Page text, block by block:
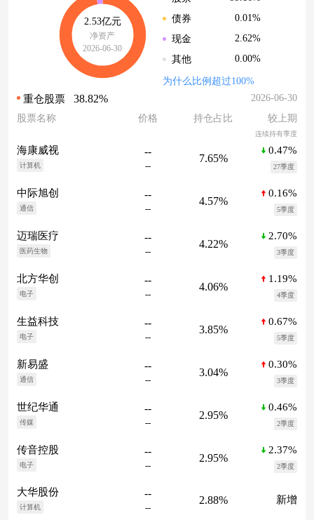
2.53亿元
净资产
2026-06-30
债券
0.01%
现金
2.62%
其他
0.00%
为什么比例超过100%
重仓股票 38.82%
2026-06-30
股票名称
价格 持仓占比 较上期
连续持有季度
海康威视
计算机
--
--
7.65%
0.47%
27季度
中际旭创
通信
--
--
4.57%
0.16%
5季度
迈瑞医疗
医药生物
--
--
4.22%
2.70%
3季度
北方华创
电子
--
--
4.06%
1.19%
4季度
生益科技
电子
--
--
3.85%
0.67%
5季度
新易盛
通信
--
--
3.04%
0.30%
3季度
世纪华通
传媒
--
--
2.95%
0.46%
2季度
传音控股
电子
--
--
2.95%
2.37%
2季度
大华股份
计算机
--
--
2.88% 新增